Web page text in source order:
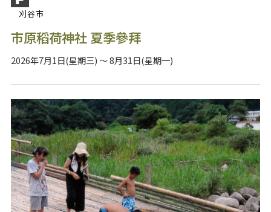
刈谷市
市原稻荷神社 夏季參拜
2026年7月1日(星期三) ～ 8月31日(星期一)